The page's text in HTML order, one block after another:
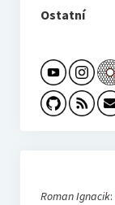
Ostatní
Roman Ignacik: